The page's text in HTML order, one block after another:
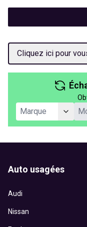
Cliquez ici pour
Auto usagées
Audi
Nissan